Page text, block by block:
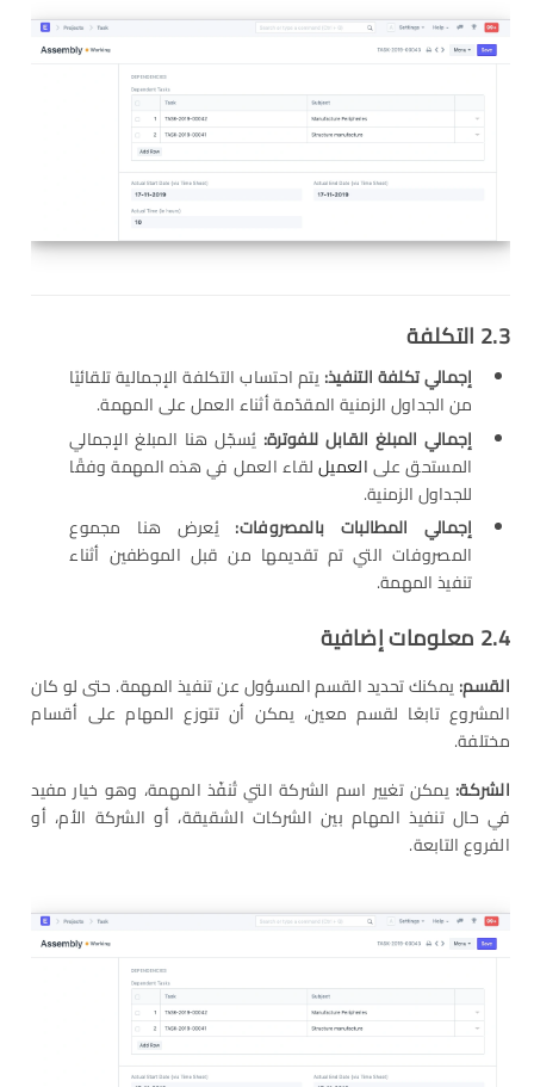
2.3 التكلفة
إجمالي تكلفة التنفيذ:يتم احتساب التكلفة الإجمالية تلقائيًا
من الجداول الزمنية المقدّمة أثناء العمل على المهمة.
إجمالي المبلغ القابل للفوترة: يُسجّل هنا المبلغ الإجمالي
المستحق علىالعميللقاء العمل في هذه المهمة وفقًا
للجداول الزمنية.
إجمالي المطالبات بالمصروفات:يُعرض هنا مجموع
المصروفات التي تم تقديمها من قبل الموظفين أثناء
تنفيذ المهمة.
2.4 معلومات إضافية
القسم:يمكنك تحديد القسم المسؤول عن تنفيذ المهمة. حتى لو كان
المشروع تابعًا لقسم معين، يمكن أن تتوزع المهام على أقسام
مختلفة.
الشركة: يمكن تغيير اسم الشركة التي تُنفّذ المهمة، وهو خيار مفيد
في حال تنفيذ المهام بين الشركات الشقيقة، أو الشركة الأم، أو
الفروع التابعة.